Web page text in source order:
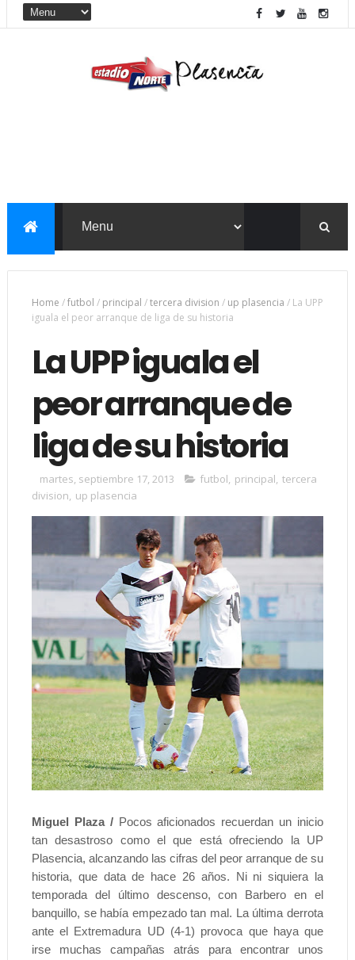
Home /futbol / principal /tercera division / up plasencia / La UPP
iguala el peor arranque de liga de su historia
La UPP iguala el
peor arranque de
liga de su historia
martes, septiembre 17, 2013 futbol, principal, tercera
division, up plasencia
Miguel Plaza / Pocos aficionados recuerdan un inicio
tan desastroso como el que está ofreciendo la UP
Plasencia, alcanzando las cifras del peor arranque de su
historia, que data de hace 26 años. Ni ni siquiera la
temporada del último descenso, con Barbero en el
banquillo, se había empezado tan mal. La última derrota
ante el Extremadura UD (4-1) provoca que haya que
irse muchas campañas atrás para encontrar unos